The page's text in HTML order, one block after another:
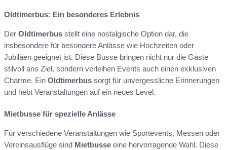
Oldtimerbus: Ein besonderes Erlebnis
Der Oldtimerbus stellt eine nostalgische Option dar, die
insbesondere für besondere Anlässe wie Hochzeiten oder
Jubiläen geeignet ist. Diese Busse bringen nicht nur die Gäste
stilvoll ans Ziel, sondern verleihen Events auch einen exklusiven
Charme. Ein Oldtimerbus sorgt für unvergessliche Erinnerungen
und hebt Veranstaltungen auf ein neues Level.
Mietbusse für spezielle Anlässe
Für verschiedene Veranstaltungen wie Sportevents, Messen oder
Vereinsausflüge sind Mietbusse eine hervorragende Wahl. Diese